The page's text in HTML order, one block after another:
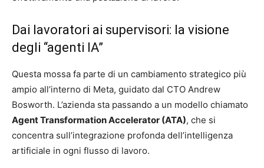
Dai lavoratori ai supervisori: la visione
degli “agenti IA”
Questa mossa fa parte di un cambiamento strategico più
ampio all’interno di Meta, guidato dal CTO Andrew
Bosworth. L’azienda sta passando a un modello chiamato
Agent Transformation Accelerator (ATA), che si
concentra sull’integrazione profonda dell’intelligenza
artificiale in ogni flusso di lavoro.